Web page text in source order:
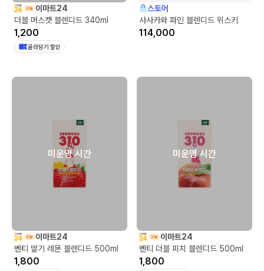
이마트24
더블 머스캣 블렌디드 340ml
1,200
골라담기 할인
스토어
사사카와 파인 블렌디드 위스키
114,000
미운영 시간
이마트24
벤티 딸기 레몬 블렌디드 500ml
1,800
미운영 시간
이마트24
벤티 더블 피치 블렌디드 500ml
1,800